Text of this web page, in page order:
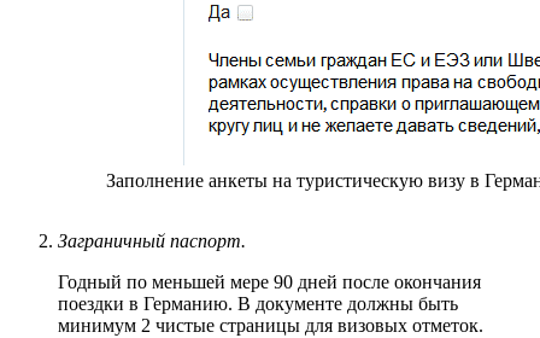
Заполнение анкеты на туристическую визу в
Заграничный паспорт.
Годный по меньшей мере 90 дней после окончания
поездки в Германию. В документе должны быть
минимум 2 чистые страницы для визовых отметок.